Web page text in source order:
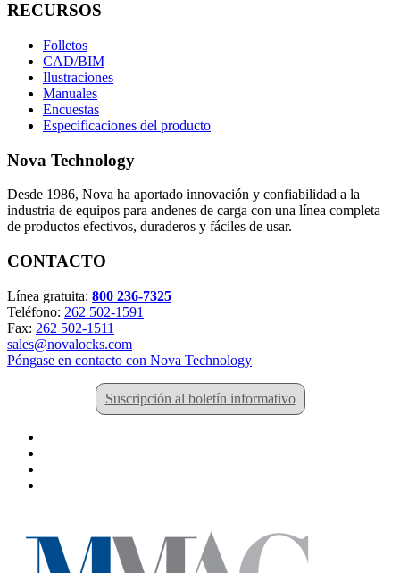
RECURSOS
Folletos
CAD/BIM
Ilustraciones
Manuales
Encuestas
Especificaciones del producto
Nova Technology
Desde 1986, Nova ha aportado innovación y confiabilidad a la
industria de equipos para andenes de carga con una línea completa
de productos efectivos, duraderos y fáciles de usar.
CONTACTO
Línea gratuita: 800 236-7325
Teléfono: 262 502-1591
Fax: 262 502-1511
sales@novalocks.com
Póngase en contacto con Nova Technology
Suscripción al boletín informativo